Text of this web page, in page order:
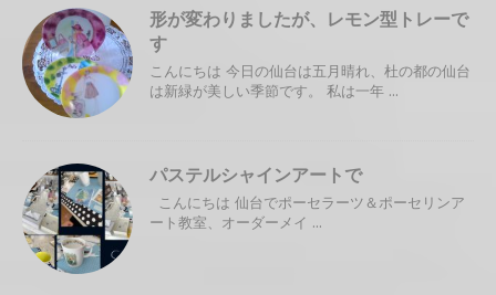
形が変わりましたが、レモン型トレーで
す
こんにちは 今日の仙台は五月晴れ、杜の都の仙台
は新緑が美しい季節です。 私は一年 ...
パステルシャインアートで
こんにちは 仙台でポーセラーツ＆ポーセリンア
ート教室、オーダーメイ ...